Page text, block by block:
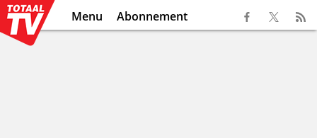
Menu Abonnement